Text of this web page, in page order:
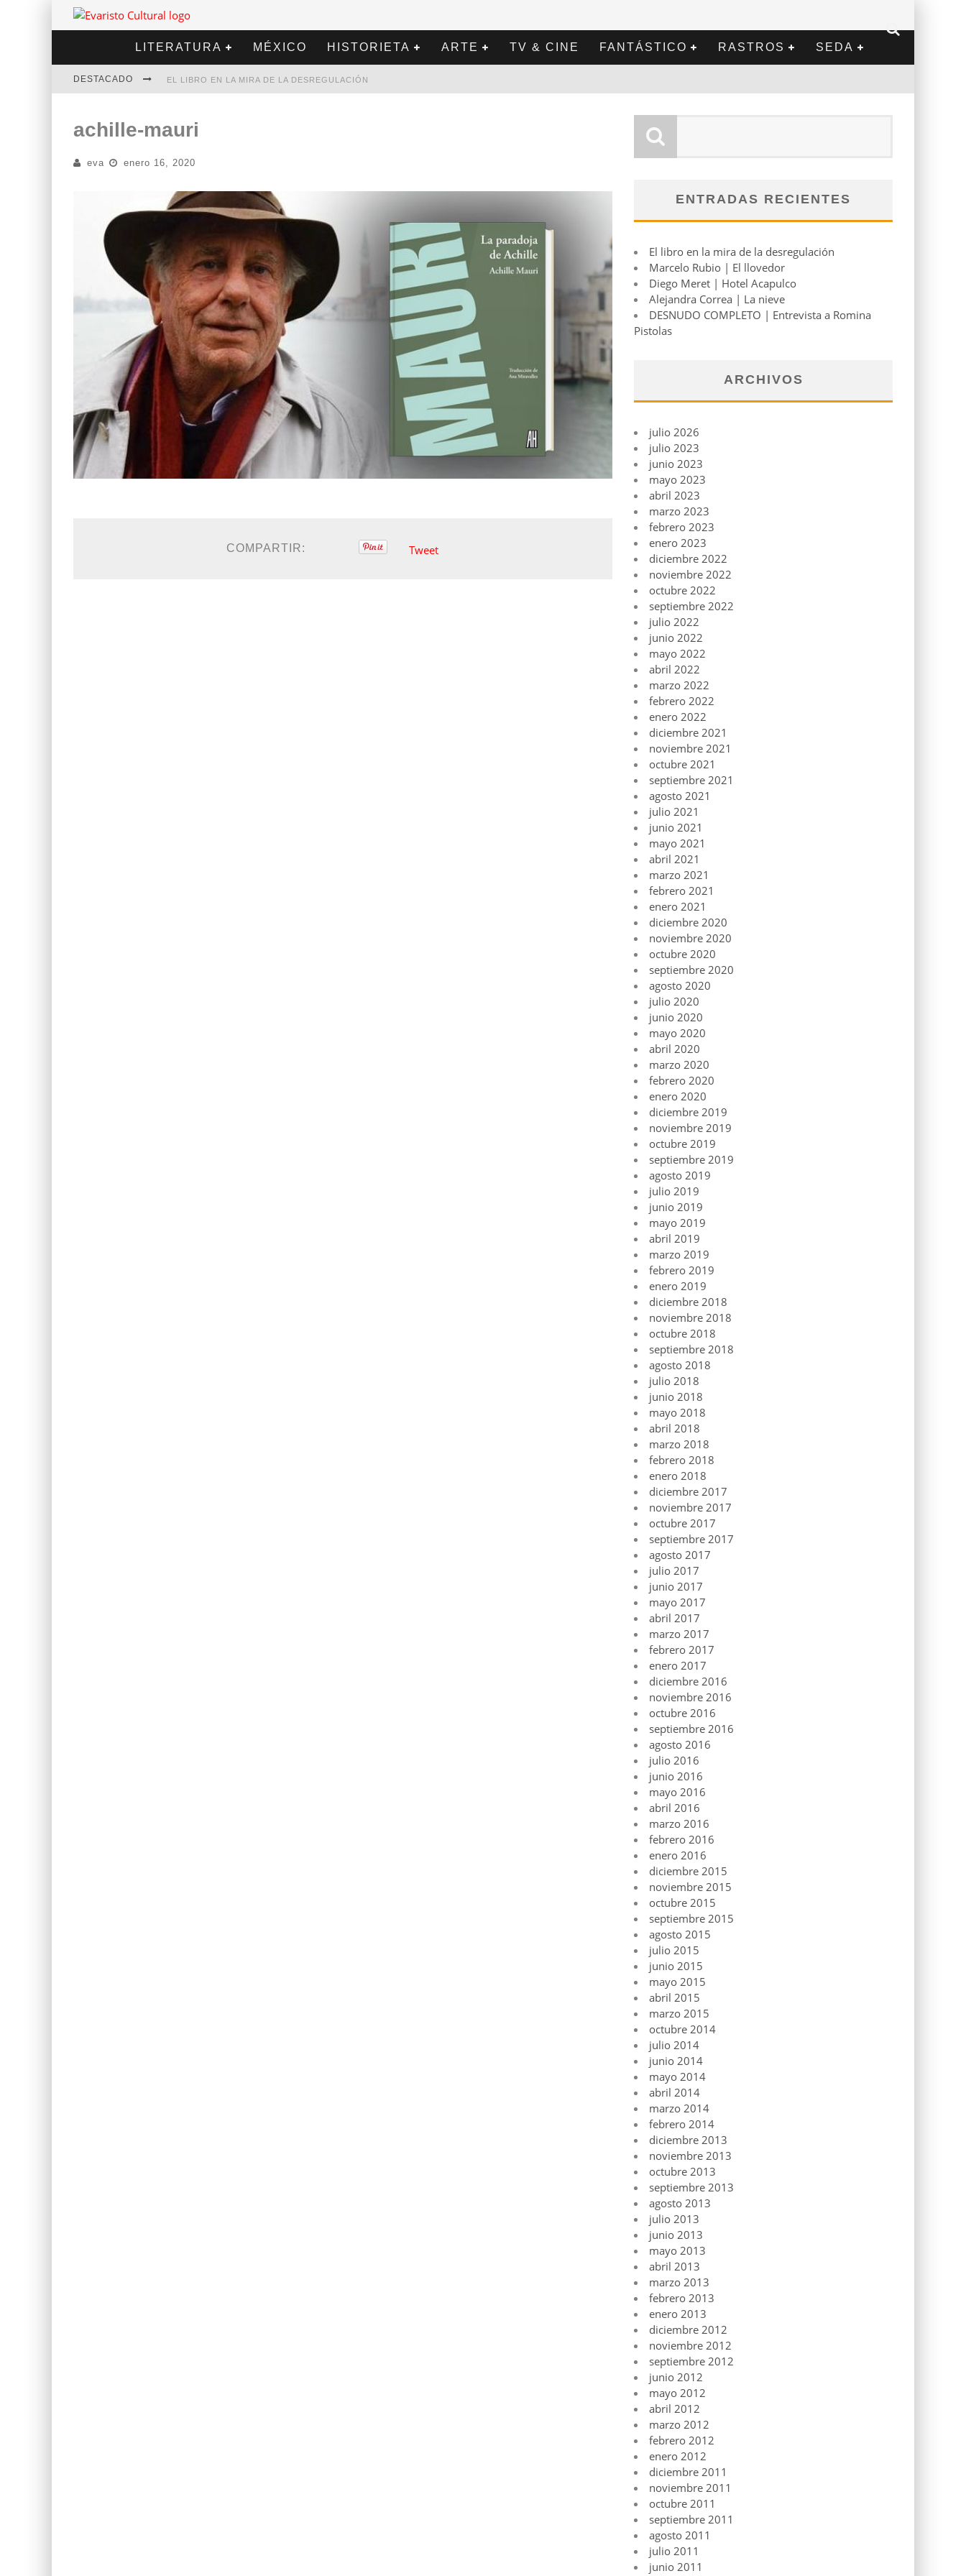
LITERATURA MÉXICO HISTORIETA ARTE TV & CINE FANTÁSTICO RASTROS SEDA
DESTACADO EL LIBRO EN LA MIRA DE LA DESREGULACIÓN
DIEGO MERET | HOTEL ACAPULCO
ALEJANDRA CORREA | LA NIEVE
achille-mauri
eva enero 16, 2020
COMPARTIR: Tweet
ENTRADAS RECIENTES
El libro en la mira de la desregulación
Marcelo Rubio | El llovedor
Diego Meret | Hotel Acapulco
Alejandra Correa | La nieve
DESNUDO COMPLETO | Entrevista a Romina
Pistolas
ARCHIVOS
julio 2026
julio 2023
junio 2023
mayo 2023
abril 2023
marzo 2023
febrero 2023
enero 2023
diciembre 2022
noviembre 2022
octubre 2022
septiembre 2022
julio 2022
junio 2022
mayo 2022
abril 2022
marzo 2022
febrero 2022
enero 2022
diciembre 2021
noviembre 2021
octubre 2021
septiembre 2021
agosto 2021
julio 2021
junio 2021
mayo 2021
abril 2021
marzo 2021
febrero 2021
enero 2021
diciembre 2020
noviembre 2020
octubre 2020
septiembre 2020
agosto 2020
julio 2020
junio 2020
mayo 2020
abril 2020
marzo 2020
febrero 2020
enero 2020
diciembre 2019
noviembre 2019
octubre 2019
septiembre 2019
agosto 2019
julio 2019
junio 2019
mayo 2019
abril 2019
marzo 2019
febrero 2019
enero 2019
diciembre 2018
noviembre 2018
octubre 2018
septiembre 2018
agosto 2018
julio 2018
junio 2018
mayo 2018
abril 2018
marzo 2018
febrero 2018
enero 2018
diciembre 2017
noviembre 2017
octubre 2017
septiembre 2017
agosto 2017
julio 2017
junio 2017
mayo 2017
abril 2017
marzo 2017
febrero 2017
enero 2017
diciembre 2016
noviembre 2016
octubre 2016
septiembre 2016
agosto 2016
julio 2016
junio 2016
mayo 2016
abril 2016
marzo 2016
febrero 2016
enero 2016
diciembre 2015
noviembre 2015
octubre 2015
septiembre 2015
agosto 2015
julio 2015
junio 2015
mayo 2015
abril 2015
marzo 2015
octubre 2014
julio 2014
junio 2014
mayo 2014
abril 2014
marzo 2014
febrero 2014
diciembre 2013
noviembre 2013
octubre 2013
septiembre 2013
agosto 2013
julio 2013
junio 2013
mayo 2013
abril 2013
marzo 2013
febrero 2013
enero 2013
diciembre 2012
noviembre 2012
septiembre 2012
junio 2012
mayo 2012
abril 2012
marzo 2012
febrero 2012
enero 2012
diciembre 2011
noviembre 2011
octubre 2011
septiembre 2011
agosto 2011
julio 2011
junio 2011